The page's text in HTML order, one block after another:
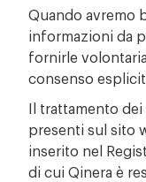
Quando avremo
informazioni da
fornirle
consenso
Il trattamento
presenti sul sito
inserito nel
di cui Qinera è